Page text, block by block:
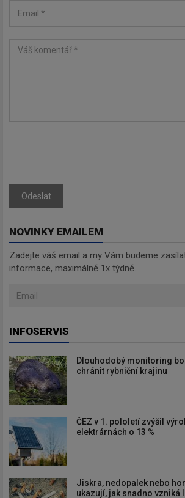
Odeslat
NOVINKY EMAILEM
Zadejte váš email a my Vám budeme
informace, maximálně 1x týdně.
INFOSERVIS
Dlouhodobý monitoring
chránit rybniční krajinu
ČEZ v 1. pololetí zvýšil
elektrárnách o 13 %
Jiskra, nedopalek nebo
ukazují, jak snadno vzniká